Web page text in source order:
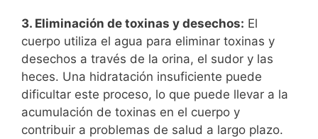
3. Eliminación de toxinas y desechos: El
cuerpo utiliza el agua para eliminar toxinas y
desechos a través de la orina, el sudor y las
heces. Una hidratación insuficiente puede
dificultar este proceso, lo que puede llevar a la
acumulación de toxinas en el cuerpo y
contribuir a problemas de salud a largo plazo.